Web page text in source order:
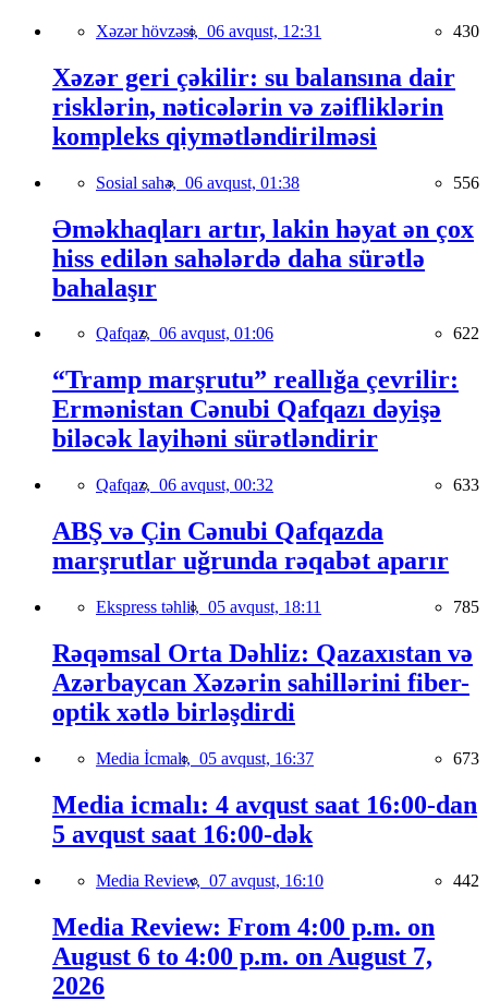
Xəzər hövzəsi, 06 avqust, 12:31 430
Xəzər geri çəkilir: su balansına dair
risklərin, nəticələrin və zəifliklərin
kompleks qiymətləndirilməsi
Sosial sahə, 06 avqust, 01:38 556
Əməkhaqları artır, lakin həyat ən çox
hiss edilən sahələrdə daha sürətlə
bahalaşır
Qafqaz, 06 avqust, 01:06 622
“Tramp marşrutu” reallığa çevrilir:
Ermənistan Cənubi Qafqazı dəyişə
biləcək layihəni sürətləndirir
Qafqaz, 06 avqust, 00:32 633
ABŞ və Çin Cənubi Qafqazda
marşrutlar uğrunda rəqabət aparır
Ekspress təhlil, 05 avqust, 18:11 785
Rəqəmsal Orta Dəhliz: Qazaxıstan və
Azərbaycan Xəzərin sahillərini fiber-
optik xətlə birləşdirdi
Media İcmalı, 05 avqust, 16:37 673
Media icmalı: 4 avqust saat 16:00-dan
5 avqust saat 16:00-dək
Media Review, 07 avqust, 16:10 442
Media Review: From 4:00 p.m. on
August 6 to 4:00 p.m. on August 7,
2026